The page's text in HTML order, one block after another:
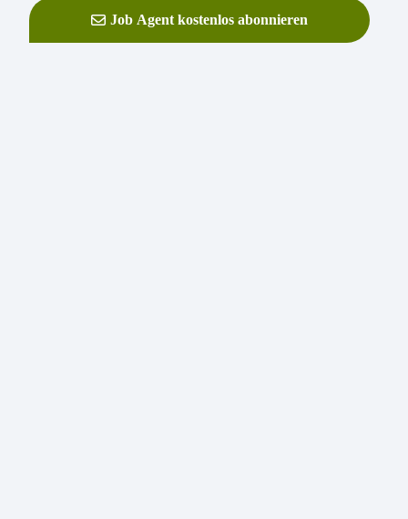
Job Agent kostenlos abonnieren